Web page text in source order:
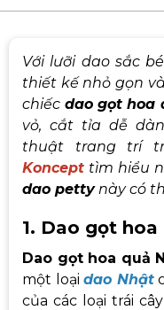
Với lưỡi dao sắc
thiết kế nhỏ gọn
chiếc dao gọt hoa
vỏ, cắt tỉa dễ
thuật trang trí
Koncept tìm hiểu
dao pettynày có
1. Dao gọt
Dao gọt hoa quả
một loại dao Nhật
của các loại trái